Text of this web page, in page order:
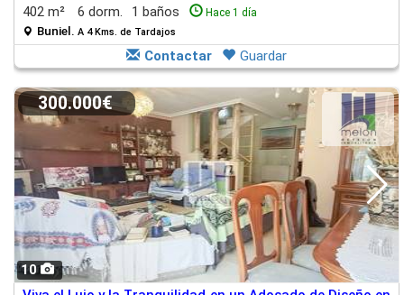
402 m² 6 dorm. 1 baños Hace 1 día
Buniel. A 4 Kms. de Tardajos
Contactar Guardar
10
300.000€